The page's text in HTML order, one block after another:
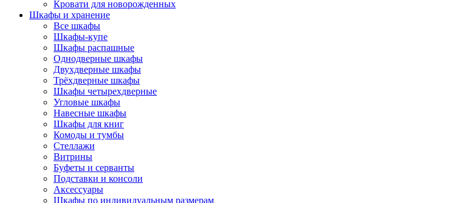
Кровати для новорожденных
Шкафы и хранение
Все шкафы
Шкафы-купе
Шкафы распашные
Однодверные шкафы
Двухдверные шкафы
Трёхдверные шкафы
Шкафы четырехдверные
Угловые шкафы
Навесные шкафы
Шкафы для книг
Комоды и тумбы
Стеллажи
Витрины
Буфеты и серванты
Подставки и консоли
Аксессуары
Шкафы по индивидуальным размерам